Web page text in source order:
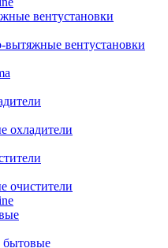
вентустановки
вытяжные вентустановки
охладители
очистители
бытовые